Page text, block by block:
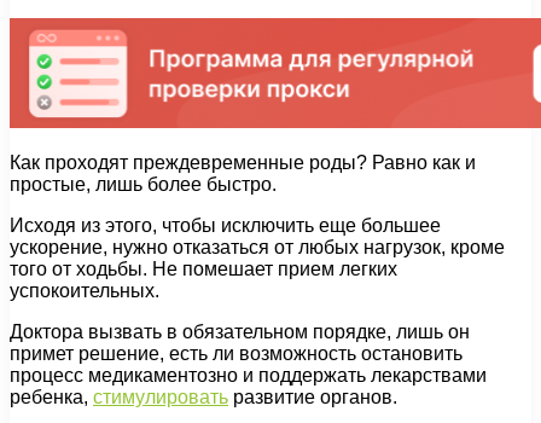
Как проходят преждевременные роды? Равно как и
простые, лишь более быстро.
Исходя из этого, чтобы исключить еще большее
ускорение, нужно отказаться от любых нагрузок, кроме
того от ходьбы. Не помешает прием легких
успокоительных.
Доктора вызвать в обязательном порядке, лишь он
примет решение, есть ли возможность остановить
процесс медикаментозно и поддержать лекарствами
ребенка, стимулировать развитие органов.